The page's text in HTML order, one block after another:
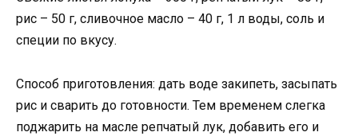
рис – 50 г, сливочное масло – 40 г, 1 л воды, соль и
специи по вкусу.
Способ приготовления: дать воде закипеть, засыпать
рис и сварить до готовности. Тем временем слегка
поджарить на масле репчатый лук, добавить его и